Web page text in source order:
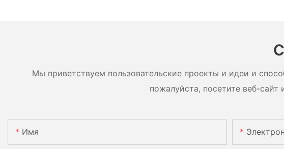
фотоэлектрической
Мы приветствуем пользовательские проекты и идеи и
пожалуйста, посетите веб-
Имя